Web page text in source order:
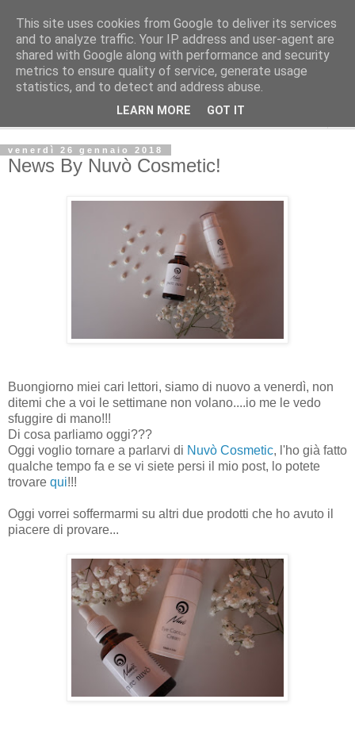
La Gatta Rosa Blog
By Marta Bardelli
venerdì 26 gennaio 2018
News By Nuvò Cosmetic!
Buongiorno miei cari lettori, siamo di nuovo a venerdì, non
ditemi che a voi le settimane non volano....io me le vedo
sfuggire di mano!!!
Di cosa parliamo oggi???
Oggi voglio tornare a parlarvi di Nuvò Cosmetic, l'ho già fatto
qualche tempo fa e se vi siete persi il mio post, lo potete
trovare qui!!!
Oggi vorrei soffermarmi su altri due prodotti che ho avuto il
piacere di provare...
This site uses cookies from Google to deliver its services
and to analyze traffic. Your IP address and user-agent are
shared with Google along with performance and security
metrics to ensure quality of service, generate usage
statistics, and to detect and address abuse.
LEARN MORE GOT IT